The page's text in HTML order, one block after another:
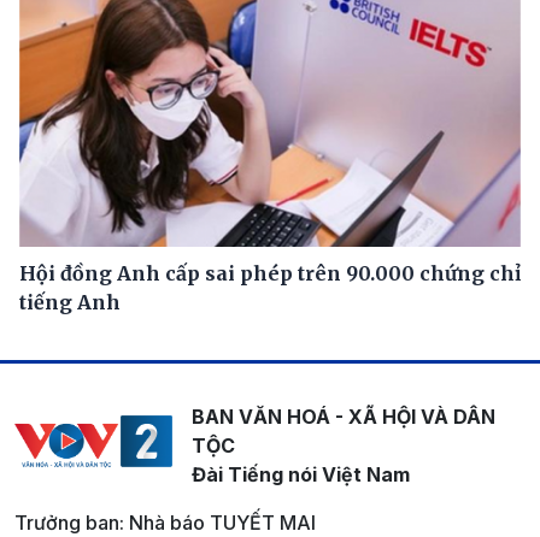
Hội đồng Anh cấp sai phép trên 90.000 chứng chỉ
tiếng Anh
BAN VĂN HOÁ - XÃ HỘI VÀ DÂN
TỘC
Đài Tiếng nói Việt Nam
Trưởng ban: Nhà báo TUYẾT MAI